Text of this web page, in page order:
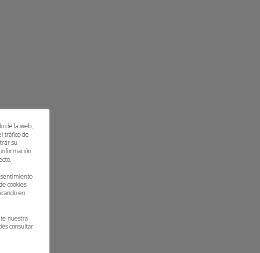
de la web,
tráfico de
su
cookies
en
nuestra
consultar